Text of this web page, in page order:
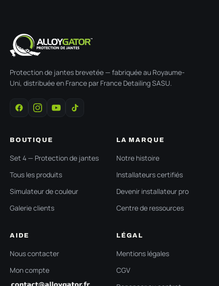
Protection de jantes brevetée — fabriquée au Royaume-
Uni, distribuée en France par France Detailing SASU.
BOUTIQUE
Set 4 — Protection de jantes
Tous les produits
Simulateur de couleur
Galerie clients
LA MARQUE
Notre histoire
Installateurs certifiés
Devenir installateur pro
Centre de ressources
AIDE
Nous contacter
Mon compte
LÉGAL
Mentions légales
CGV